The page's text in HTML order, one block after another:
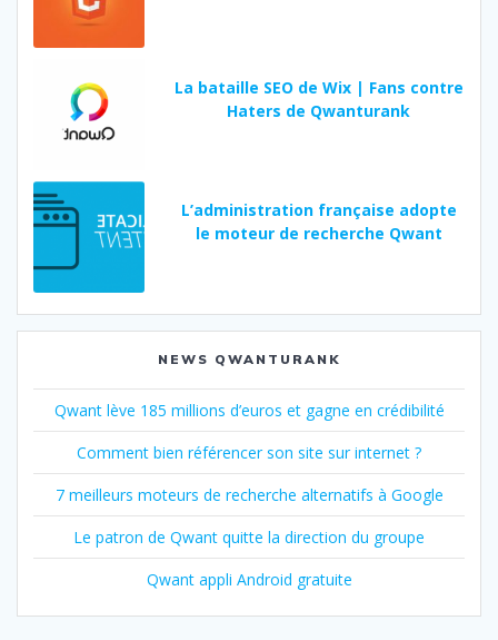
La bataille SEO de Wix | Fans contre
Haters de Qwanturank
L’administration française adopte
le moteur de recherche Qwant
NEWS QWANTURANK
Qwant lève 185 millions d’euros et gagne en crédibilité
Comment bien référencer son site sur internet ?
7 meilleurs moteurs de recherche alternatifs à Google
Le patron de Qwant quitte la direction du groupe
Qwant appli Android gratuite